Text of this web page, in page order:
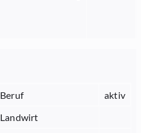
Beruf
aktiv
Landwirt